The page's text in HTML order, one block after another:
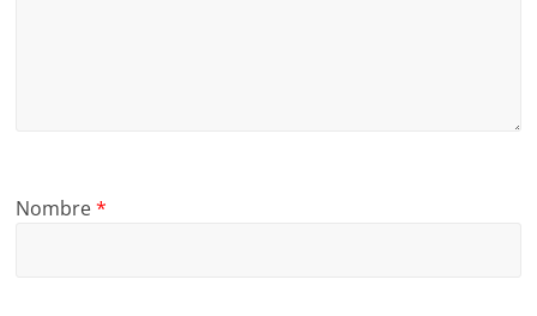
Nombre*